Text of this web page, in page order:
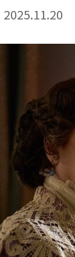
2025.11.20